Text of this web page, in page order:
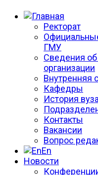
Ректорат
ГМУ
Сведения об
организации
Внутренняя
Кафедры
История
Контакты
Вакансии
Вопрос
En
Новости